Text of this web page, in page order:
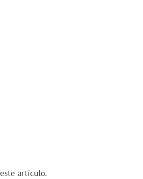
artículo.